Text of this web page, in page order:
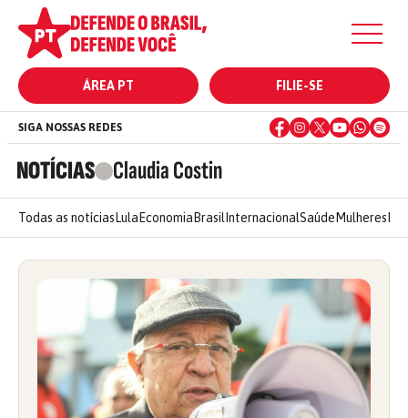
ÁREA PT FILIE-SE
NOTÍCIAS Claudia Costin
SIGA NOSSAS REDES
Todas as notícias Lula Economia Brasil InternacionalSaúde Mulheres